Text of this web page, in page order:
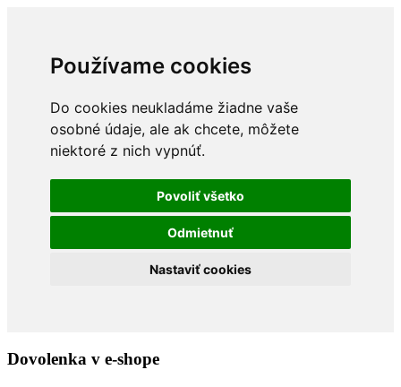
Používame cookies
Do cookies neukladáme žiadne vaše
osobné údaje, ale ak chcete, môžete
niektoré z nich vypnúť.
Povoliť všetko
Odmietnuť
Nastaviť cookies
Dovolenka v e-shope